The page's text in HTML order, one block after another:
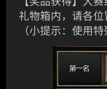
礼物箱内，请各
（小提示：使用